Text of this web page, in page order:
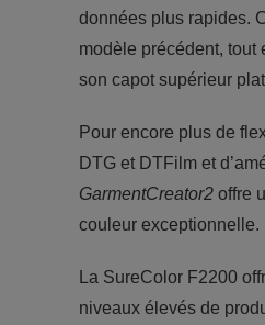
données plus rapides.
modèle précédent, tout
son capot supérieur
Pour encore plus de
DTG et DTFilm et
GarmentCreator2offre
couleur exceptionnelle.
La SureColor F2200
niveaux élevés de